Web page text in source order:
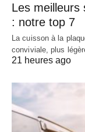
Les meilleurs
: notre top 7
La cuisson à la
conviviale, plus
21 heures ago